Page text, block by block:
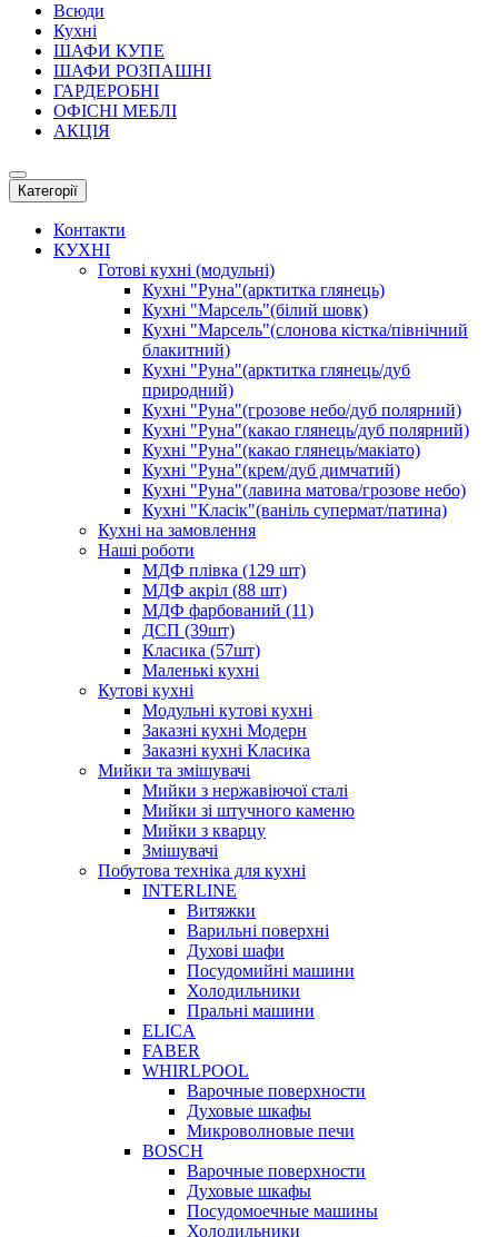
Всюди
Кухні
ШАФИ КУПЕ
ШАФИ РОЗПАШНІ
ГАРДЕРОБНІ
ОФІСНІ МЕБЛІ
АКЦІЯ
Категорії
Контакти
КУХНІ
Готові кухні (модульні)
Кухні "Руна"(арктитка глянець)
Кухні "Марсель"(білий шовк)
Кухні "Марсель"(слонова кістка/північний
блакитний)
Кухні "Руна"(арктитка глянець/дуб
природний)
Кухні "Руна"(грозове небо/дуб полярний)
Кухні "Руна"(какао глянець/дуб полярний)
Кухні "Руна"(какао глянець/макіато)
Кухні "Руна"(крем/дуб димчатий)
Кухні "Руна"(лавина матова/грозове небо)
Кухні "Класік"(ваніль супермат/патина)
Кухні на замовлення
Наші роботи
МДФ плівка (129 шт)
МДФ акріл (88 шт)
МДФ фарбований (11)
ДСП (39шт)
Класика (57шт)
Маленькі кухні
Кутові кухні
Модульні кутові кухні
Заказні кухні Модерн
Заказні кухні Класика
Мийки та змішувачі
Мийки з нержавіючої сталі
Мийки зі штучного каменю
Мийки з кварцу
Змішувачі
Побутова техніка для кухні
INTERLINE
Витяжки
Варильні поверхні
Духові шафи
Посудомийні машини
Холодильники
Пральні машини
ELICA
FABER
WHIRLPOOL
Варочные поверхности
Духовые шкафы
Микроволновые печи
BOSCH
Варочные поверхности
Духовые шкафы
Посудомоечные машины
Холодильники